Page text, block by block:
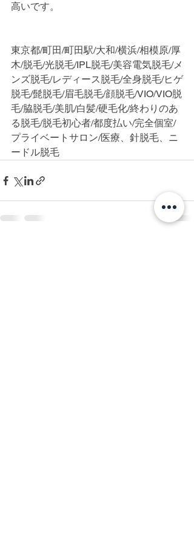
高いです。
東京都/町田/町田駅/大和/横浜/相模原/厚
木/脱毛/光脱毛/IPL脱毛/美容電気脱毛/メ
ンズ脱毛/レディース脱毛/全身脱毛/ヒゲ
脱毛/髭脱毛/眉毛脱毛/顔脱毛/VIO/VIO脱
毛/脇脱毛/美肌/白髪/硬毛化/終わりのあ
る脱毛/脱毛初心者/都度払い/完全個室/
プライベートサロン/医療、針脱毛、ニ
ードル脱毛